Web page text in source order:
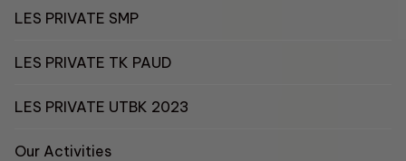
LES PRIVATE SMP
LES PRIVATE TK PAUD
LES PRIVATE UTBK 2023
Our Activities